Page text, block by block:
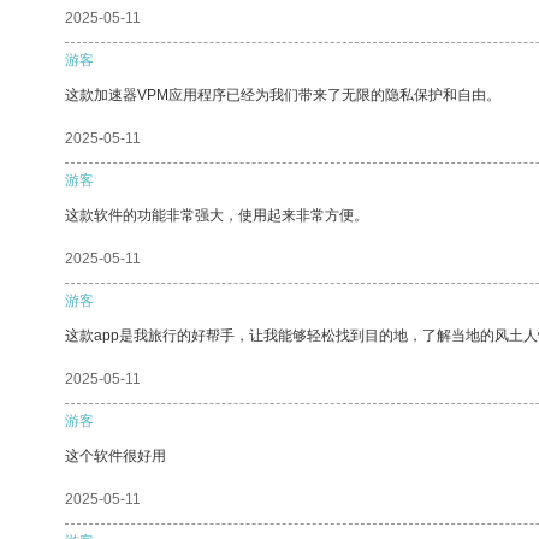
2025-05-11
游客
这款加速器VPM应用程序已经为我们带来了无限的隐私保护和自由。
2025-05-11
游客
这款软件的功能非常强大，使用起来非常方便。
2025-05-11
游客
这款app是我旅行的好帮手，让我能够轻松找到目的地，了解当地的风土
2025-05-11
游客
这个软件很好用
2025-05-11